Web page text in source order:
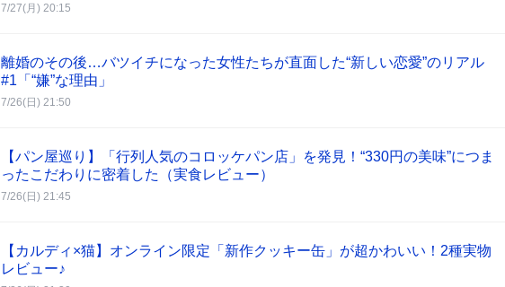
7/27(月) 20:15
離婚のその後…バツイチになった女性たちが直面した“新しい恋愛”のリアル
#1「“嫌”な理由」
7/26(日) 21:50
【パン屋巡り】「行列人気のコロッケパン店」を発見！“330円の美味”につま
ったこだわりに密着した（実食レビュー）
7/26(日) 21:45
【カルディ×猫】オンライン限定「新作クッキー缶」が超かわいい！2種実物
レビュー♪